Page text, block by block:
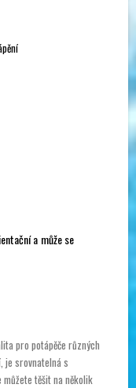
a může se
pro potápěče různých
je srovnatelná s
můžete těšit na několik